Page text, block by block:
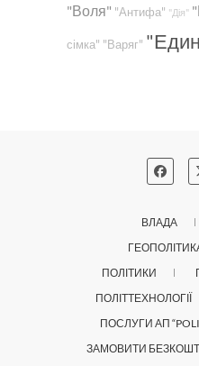
"Воля" "Антифа" "Дія"
сімка" "Варяг"
ВЛАДА
ПОЛІТИКИ
ПОЛІТТЕХНОЛОГІЇ
ПОСЛУГИ АП
ЗАМОВИТИ